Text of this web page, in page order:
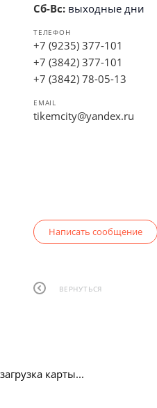
Сб-Вс: выходные дни
ТЕЛЕФОН
+7 (9235) 377-101
+7 (3842) 377-101
+7 (3842) 78-05-13
EMAIL
tikemcity@yandex.ru
Написать сообщение
ВЕРНУТЬСЯ
загрузка карты...